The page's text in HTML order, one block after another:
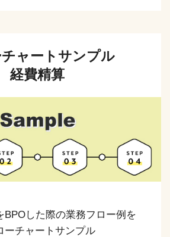
ャートサンプル
経費精算
BPOした際の業務フロー例を
ーチャートサンプル